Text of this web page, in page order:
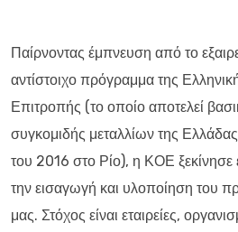
Παίρνοντας έμπνευση από το
αντίστοιχο πρόγραμμα της
Επιτροπής (το οποίο αποτελεί
συγκομιδής μεταλλίων της
του 2016 στο Ρίο), η ΚΟΕ ξεκίνησε
την εισαγωγή και υλοποίηση του
μας. Στόχος είναι εταιρείες,